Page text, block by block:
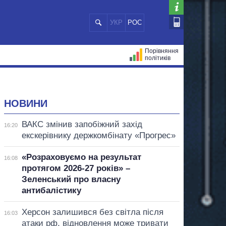
УКР РОС
Порівняння
політиків
НОВИНИ
16:20
ВАКС змінив запобіжний захід
екскерівнику держкомбінату «Прогрес»
16:08
«Розраховуємо на результат
протягом 2026-27 років» –
Зеленський про власну
антибалістику
16:03
Херсон залишився без світла після
атаки рф, відновлення може тривати